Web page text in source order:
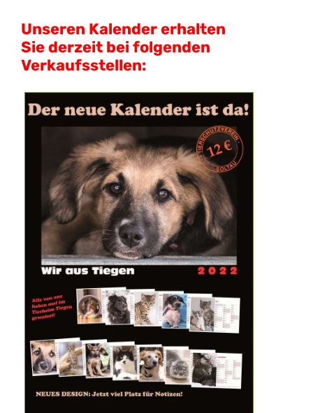
Unseren Kalender erhalten
Sie derzeit bei folgenden
Verkaufsstellen: